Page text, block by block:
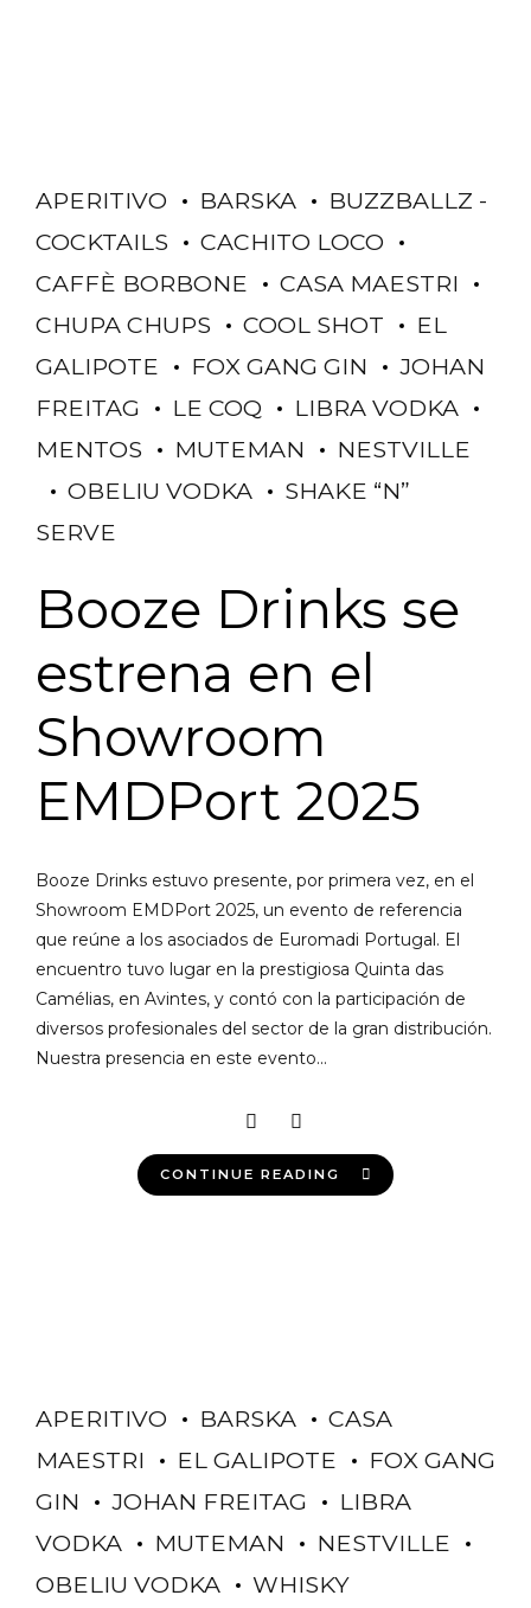
APERITIVO BARSKA
BUZZBALLZ -
COCKTAILS
CACHITO LOCO
CAFFÈ BORBONE
CASA MAESTRI
CHUPA CHUPS
COOL SHOT
EL
GALIPOTE
FOX GANG GIN
JOHAN
FREITAG
LE COQ
LIBRA VODKA
MENTOS
MUTEMAN
NESTVILLE
OBELIU VODKA
SHAKE “N”
SERVE
Booze Drinks se
estrena en el
Showroom
EMDPort 2025
Booze Drinks estuvo presente, por primera vez, en el
Showroom EMDPort 2025, un evento de referencia
que reúne a los asociados de Euromadi Portugal. El
encuentro tuvo lugar en la prestigiosa Quinta das
Camélias, en Avintes, y contó con la participación de
diversos profesionales del sector de la gran distribución.
Nuestra presencia en este evento...
CONTINUE READING
APERITIVO BARSKA
CASA
MAESTRI
EL GALIPOTE
FOX GANG
GIN
JOHAN FREITAG
LIBRA
VODKA
MUTEMAN
NESTVILLE
OBELIU VODKA
WHISKY